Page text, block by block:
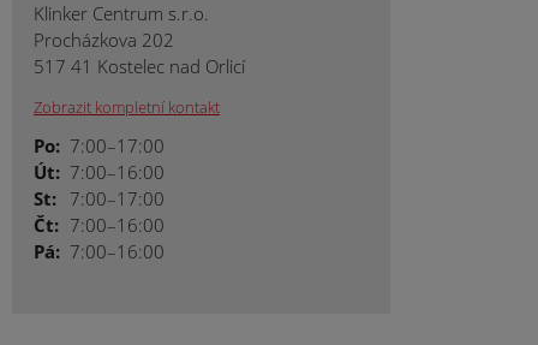
Klinker Centrum s.r.o.
Procházkova 202
517 41 Kostelec nad Orlicí
Zobrazit kompletní kontakt
Po: 7:00–17:00
Út: 7:00–16:00
St: 7:00–17:00
Čt: 7:00–16:00
Pá: 7:00–16:00